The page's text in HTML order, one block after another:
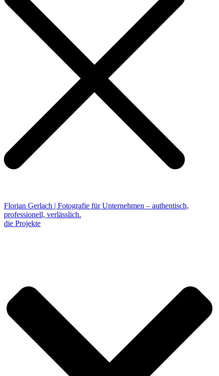
Florian Gerlach | Fotografie für Unternehmen – authentisch,
professionell, verlässlich.
die Projekte